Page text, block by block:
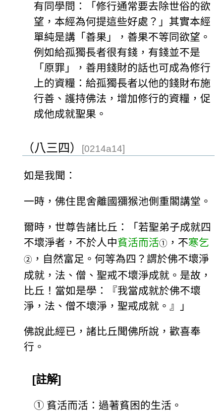
有同學問：「修行通常要去除世俗的欲
望，本經為何提這些好處？」其實本經
單純是講「善果」，善果不等同欲望。
例如給孤獨長者很有錢，有錢並不是
「原罪」，善用錢財的話也可成為修行
上的資糧：給孤獨長者以他的錢財布施
行善、護持佛法，增加修行的資糧，促
成他成就聖果。
（八三四） [0214a14]
如是我聞：
一時，佛住毘舍離國獼猴池側重閣講堂。
爾時，世尊告諸比丘：「若聖弟子成就四
不壞淨者，不於人中貧活而活① ，不寒乞
② ，自然富足。何等為四？謂於佛不壞淨
成就，法、僧、聖戒不壞淨成就。是故，
比丘！當如是學：『我當成就於佛不壞
淨，法、僧不壞淨，聖戒成就。』」
佛說此經已，諸比丘聞佛所說，歡喜奉
行。
[註解]
① 貧活而活：過著貧困的生活。